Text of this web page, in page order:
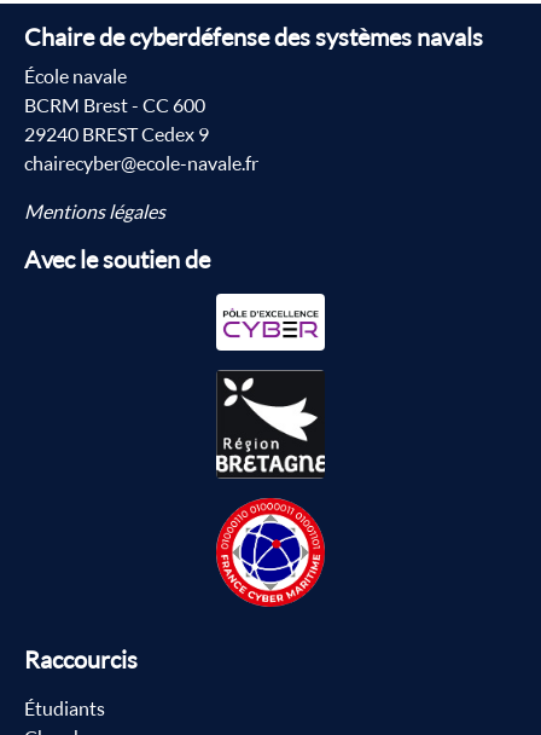
Chaire de cyberdéfense des systèmes navals
École navale
BCRM Brest - CC 600
29240 BREST Cedex 9
chairecyber@ecole-navale.fr
Mentions légales
Avec le soutien de
Raccourcis
Étudiants